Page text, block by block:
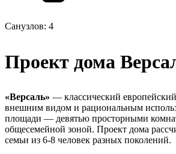
Санузлов: 4
Проект дома
«Версаль» — классический
внешним видом и рациональным
площади — девятью просторными
общесемейной зоной. Проект дома
семьи из 6-8 человек разных поколений.